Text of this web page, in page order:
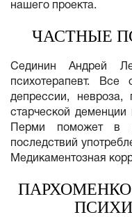
нашего проекта.
ЧАСТНЫЕ
Сединин Андрей
психотерапевт. Все
депрессии, невроза,
старческой
Перми поможет в
последствий
Медикаментозная